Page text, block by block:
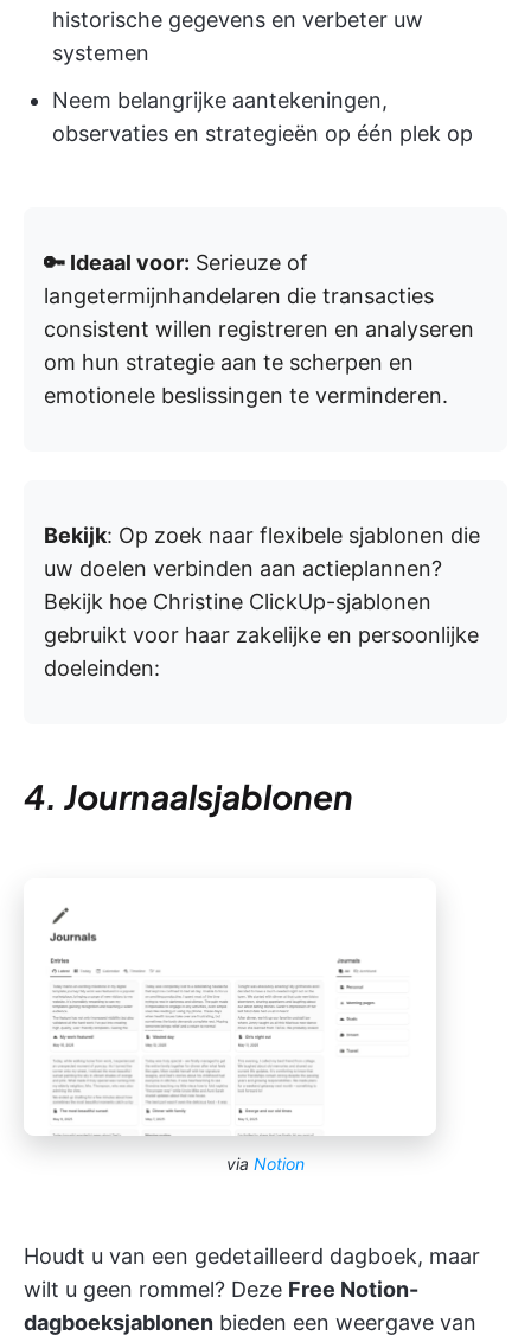
historische gegevens en verbeter uw
systemen
Neem belangrijke aantekeningen,
observaties en strategieën op één plek op
🔑 Ideaal voor: Serieuze of
langetermijnhandelaren die transacties
consistent willen registreren en analyseren
om hun strategie aan te scherpen en
emotionele beslissingen te verminderen.
Bekijk: Op zoek naar flexibele sjablonen die
uw doelen verbinden aan actieplannen?
Bekijk hoe Christine ClickUp-sjablonen
gebruikt voor haar zakelijke en persoonlijke
doeleinden:
4. Journaalsjablonen
via Notion
Houdt u van een gedetailleerd dagboek, maar
wilt u geen rommel? Deze Free Notion-
dagboeksjablonen bieden een weergave van